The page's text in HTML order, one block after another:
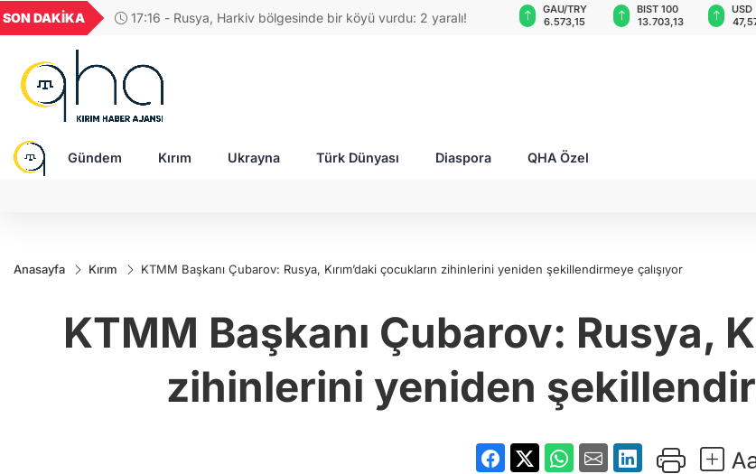
SON DAKİKA
17:04 - Rus ordusuna SİHA üreten şirketin CEO'su bombalı
1,1841
18,1946
16,3277
28,0626
0,0018
GAU/TRY
6.573,15
BIST 100
13.703,13
USD
47,5789
Gündem Kırım Ukrayna Türk Dünyası Diaspora QHA Özel
Anasayfa Kırım KTMM Başkanı Çubarov: Rusya, Kırım’daki çocukların zihinlerini yeniden şekillendirmeye çalışıyor
KTMM Başkanı Çubarov: Rusya,
zihinlerini yeniden